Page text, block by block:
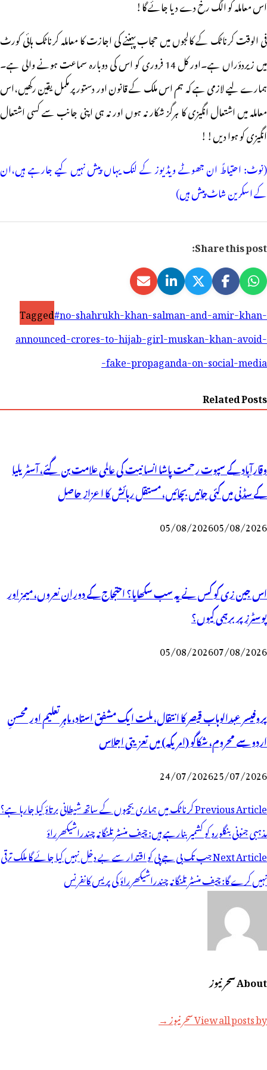
اس معاملہ کو الگ رخ دے دیا جائے گا!
فی الوقت کرناٹک کے کالجوں میں حجاب پہننے کی اجازت کا معاملہ کرناٹک ہائی کورٹ
میں زیردؤراں ہے۔اور کل 14 فروری کو اس کی دوبارہ سماعت ہونے والی ہے۔
ہمارے لیے لازمی ہے کہ ہم اس ملک کے قانون اور دستور پر مکمل یقین رکھیں،اس
معاملہ میں اشتعال انگیزی کا ہرگز شکار نہ ہوں اور نہ ہی اپنی جانب سے کسی اشتعال
انگیزی کو ہوا دیں!!
(نوٹ: احتیاطً ان جھوٹے ویڈیوز کے لنک یہاں پیش نہیں کیے جارہے ہیں،ان
کے اسکرین شاٹ پیش ہیں)
Share this post:
Tagged#no-shahrukh-khan-salman-and-amir-khan-
announced-crores-to-hijab-girl-muskan-khan-avoid-
fake-propaganda-on-social-media-
Related Posts
وقارآباد کے سپوت رحمت پاشا انسانیت کی عالمی علامت بن گئے، آسٹریلیا
کے سڈنی میں کئی جانیں بچائیں، مستقل رہائش کا اعزاز حاصل
05/08/202605/08/2026
اس جین زی کو کس نے یہ سب سکھایا؟ احتجاج کے دوران نعروں، میمز اور
پوسٹرز پر برہمی کیوں؟
05/08/202607/08/2026
پروفیسر عبدالوہاب قیصر کا انتقال، ملت ایک مشفق استاد، ماہرِتعلیم اور محسنِ
اردو سے محروم، شکاگو (امریکہ) میں تعزیتی اجلاس
24/07/202625/07/2026
پوسٹوں
کی
نیویگیشن
Previous Articleکرناٹک میں ہماری بچیوں کے ساتھ شیطانی برتاؤ کیا جارہا ہے؟
مذہبی جنونی بنگلورو کو کشمیر بنارہے ہیں: چیف منسٹر تلنگانہ چندراشیکھرراؤ
Next Articleجب تک بی جے پی کو اقتدار سے بے دخل نہیں کیا جائے گا ملک ترقی
نہیں کرے گا: چیف منسٹر تلنگانہ چندراشیکھرراؤ کی پریس کانفرنس
About سحر نیوز
View all posts by سحر نیوز →